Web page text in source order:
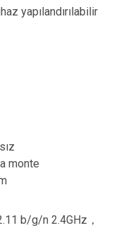
yapılandırılabilir
monte
b/g/n 2.4GHz ，